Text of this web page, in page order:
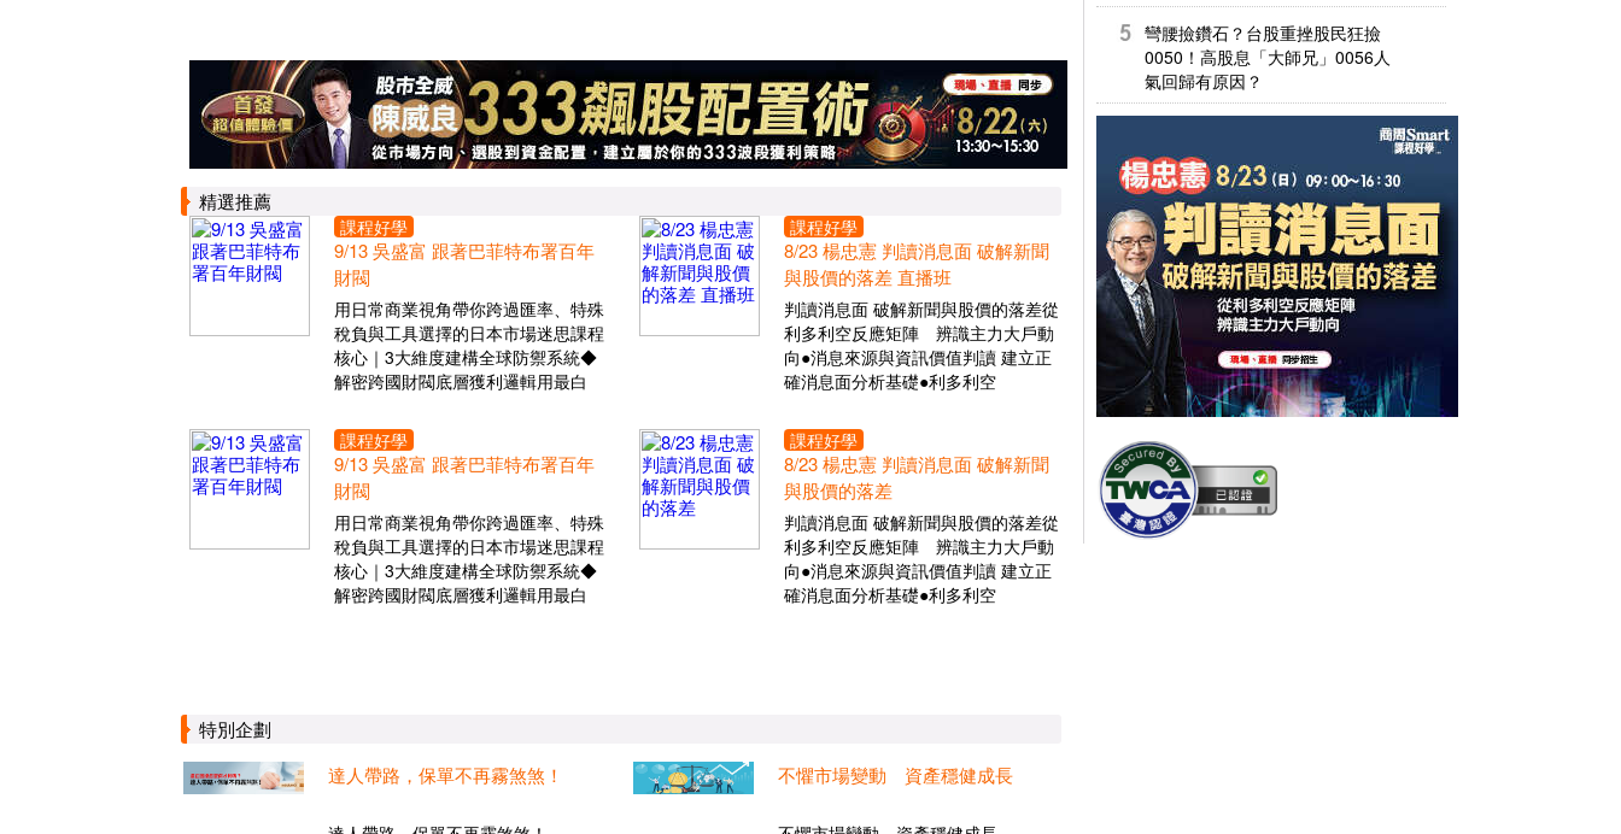
精選推薦
課程好學
9/13 吳盛富 跟著巴菲特布署百年
財閥
用日常商業視角帶你跨過匯率、特殊
稅負與工具選擇的日本市場迷思課程
核心｜3大維度建構全球防禦系統◆
解密跨國財閥底層獲利邏輯用最白
課程好學
8/23 楊忠憲 判讀消息面 破解新聞
與股價的落差 直播班
判讀消息面 破解新聞與股價的落差從
利多利空反應矩陣 辨識主力大戶動
向●消息來源與資訊價值判讀 建立正
確消息面分析基礎●利多利空
課程好學
9/13 吳盛富 跟著巴菲特布署百年
財閥
用日常商業視角帶你跨過匯率、特殊
稅負與工具選擇的日本市場迷思課程
核心｜3大維度建構全球防禦系統◆
解密跨國財閥底層獲利邏輯用最白
課程好學
8/23 楊忠憲 判讀消息面 破解新聞
與股價的落差
判讀消息面 破解新聞與股價的落差從
利多利空反應矩陣 辨識主力大戶動
向●消息來源與資訊價值判讀 建立正
確消息面分析基礎●利多利空
特別企劃
達人帶路，保單不再霧煞煞！
不懼市場變動 資產穩健成長
彎腰撿鑽石？台股重挫股民狂撿
0050！高股息「大師兄」0056人
氣回歸有原因？